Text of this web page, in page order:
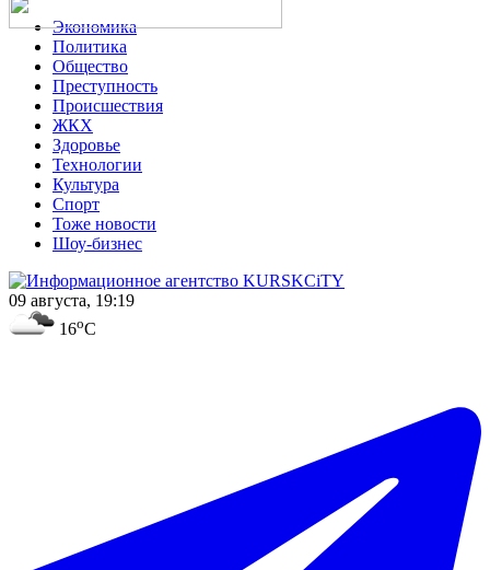
Экономика
Политика
Общество
Преступность
Происшествия
ЖКХ
Здоровье
Технологии
Культура
Спорт
Тоже новости
Шоу-бизнес
09 августа, 19:19
16oC